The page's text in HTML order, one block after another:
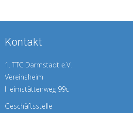
Kontakt
1. TTC Darmstadt e.V.
Vereinsheim
Heimstättenweg 99c
Geschäftsstelle